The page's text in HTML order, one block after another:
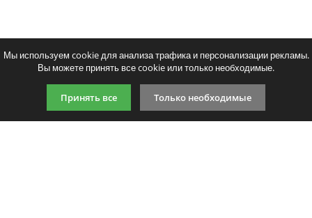
Мы используем cookie для анализа трафика и персонализации рекламы.
Вы можете принять все cookie или только необходимые.
Принять все Только необходимые